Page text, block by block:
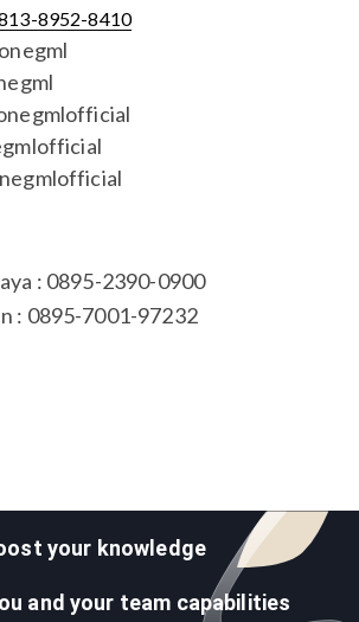
8952-8410
: 0895-2390-0900
: 0895-7001-97232
your knowledge
and your team capabilities